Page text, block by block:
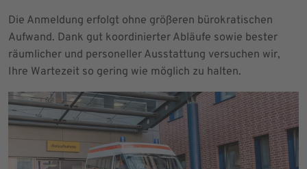
Die Anmeldung erfolgt ohne größeren bürokratischen
Aufwand. Dank gut koordinierter Abläufe sowie bester
räumlicher und personeller Ausstattung versuchen wir,
Ihre Wartezeit so gering wie möglich zu halten.